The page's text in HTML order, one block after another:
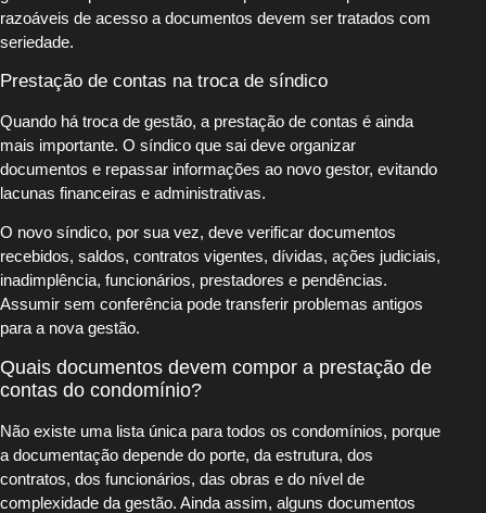
razoáveis de acesso a documentos devem ser tratados com
seriedade.
Prestação de contas na troca de síndico
Quando há troca de gestão, a prestação de contas é ainda
mais importante. O síndico que sai deve organizar
documentos e repassar informações ao novo gestor, evitando
lacunas financeiras e administrativas.
O novo síndico, por sua vez, deve verificar documentos
recebidos, saldos, contratos vigentes, dívidas, ações judiciais,
inadimplência, funcionários, prestadores e pendências.
Assumir sem conferência pode transferir problemas antigos
para a nova gestão.
Quais documentos devem compor a prestação de
contas do condomínio?
Não existe uma lista única para todos os condomínios, porque
a documentação depende do porte, da estrutura, dos
contratos, dos funcionários, das obras e do nível de
complexidade da gestão. Ainda assim, alguns documentos